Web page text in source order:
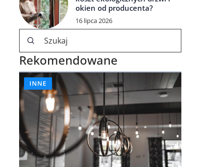
okien od producenta?
16 lipca 2026
Rekomendowane
INNE